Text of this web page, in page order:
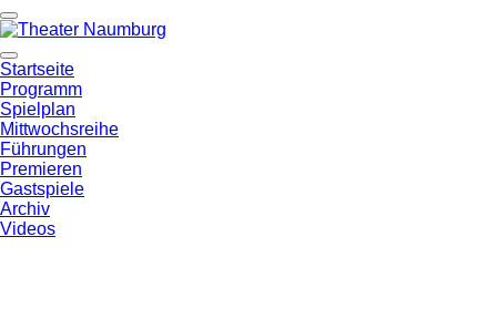
Startseite
Programm
Spielplan
Mittwochsreihe
Führungen
Premieren
Gastspiele
Archiv
Videos